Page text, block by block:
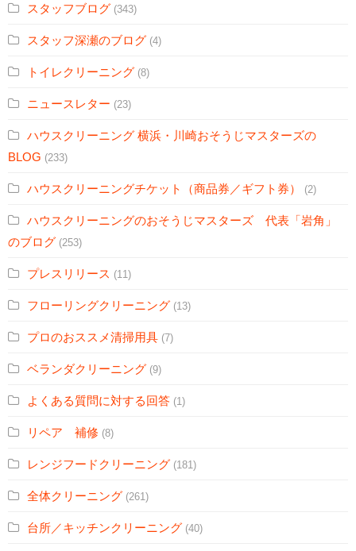
スタッフブログ (343)
スタッフ深瀬のブログ (4)
トイレクリーニング (8)
ニュースレター (23)
ハウスクリーニング 横浜・川崎おそうじマスターズの
BLOG (233)
ハウスクリーニングチケット（商品券／ギフト券） (2)
ハウスクリーニングのおそうじマスターズ 代表「岩角」
のブログ (253)
プレスリリース (11)
フローリングクリーニング (13)
プロのおススメ清掃用具 (7)
ベランダクリーニング (9)
よくある質問に対する回答 (1)
リペア 補修 (8)
レンジフードクリーニング (181)
全体クリーニング (261)
台所／キッチンクリーニング (40)